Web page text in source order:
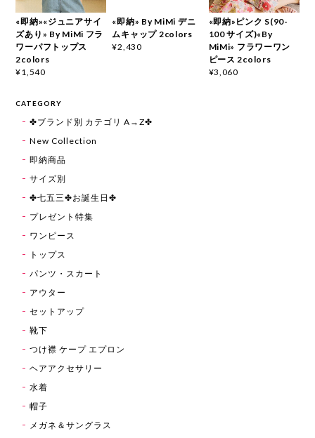
«即納»«ジュニアサイ
ズあり» By MiMi フラ
ワーパフトップス
2colors
¥1,540
«即納» By MiMi デニ
ムキャップ 2colors
¥2,430
«即納»ピンク S(90-
100 サイズ)«By
MiMi» フラワーワン
ピース 2colors
¥3,060
CATEGORY
✤ブランド別 カテゴリ A→Z✤
New Collection
即納商品
サイズ別
✤七五三✤お誕生日✤
プレゼント特集
ワンピース
トップス
パンツ・スカート
アウター
セットアップ
靴下
つけ襟 ケープ エプロン
ヘアアクセサリー
水着
帽子
メガネ＆サングラス